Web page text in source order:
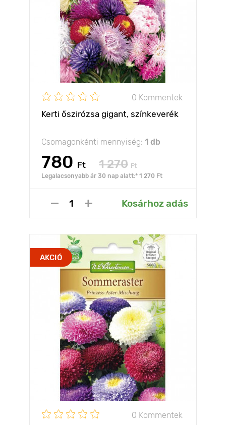
0 Kommentek
Kerti őszirózsa gigant, színkeverék
Csomagonkénti mennyiség: 1 db
780 Ft 1 270 Ft
Legalacsonyabb ár 30 nap alatt:* 1 270 Ft
Kosárhoz adás
AKCIÓ
0 Kommentek